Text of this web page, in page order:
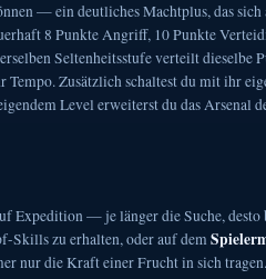
— ein deutliches Machtplus, das sich
8 Punkte Angriff, 10 Punkte
Seltenheitsstufe verteilt dieselbe
Zusätzlich schaltest du mit ihr
Level erweiterst du das Arsenal
Expedition — je länger die Suche, desto
Skills zu erhalten, oder auf dem
nur die Kraft einer Frucht in sich tragen.